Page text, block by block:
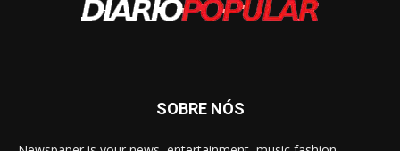
SOBRE NÓS